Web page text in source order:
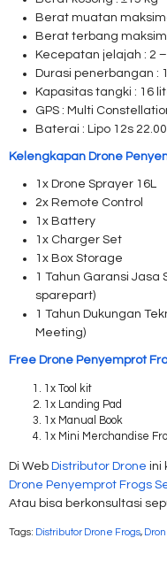
Berat muatan
Berat terbang
Kecepatan jelajah : 2
Durasi penerbangan :
Kapasitas tangki : 16
GPS : Multi
Baterai : Lipo 12s
Kelengkapan Drone
1x Drone Sprayer 16L
2x Remote Control
1x Battery
1x Charger Set
1x Box Storage
1 Tahun Garansi
sparepart)
1 Tahun Dukungan
Meeting)
Free Drone Penyemprot
1x Tool kit
1x Landing Pad
1x Manual Book
1x Mini Merchandise
Di Web Distributor Drone ini
Drone Penyemprot Frogs
Atau bisa berkonsultasi
Tags: Distributor Drone Frogs,